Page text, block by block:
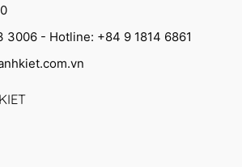
- Hotline: +84 9 1814 6861